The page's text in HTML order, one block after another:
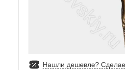
Нашли дешевле?